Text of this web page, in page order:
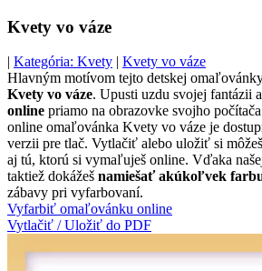
Kvety vo váze
| Kategória: Kvety | Kvety vo váze
Hlavným motívom tejto detskej
Kvety vo váze. Upusti uzdu svojej fantázii a
online priamo na obrazovke svojho
online omaľovánka Kvety vo váze je
verzii pre tlač. Vytlačiť alebo uložiť si
aj tú, ktorú si vymaľuješ online. Vďaka
taktiež dokážeš namiešať akúkoľvek
zábavy pri vyfarbovaní.
Vyfarbiť omaľovánku online
Vytlačiť / Uložiť do PDF